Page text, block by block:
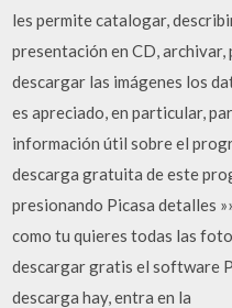
les permite catalogar,
presentación en CD, archivar,
descargar las imágenes los
es apreciado, en particular,
información útil sobre el
descarga gratuita de este
presionando Picasa detalles
como tu quieres todas las
descargar gratis el software
descarga hay, entra en la